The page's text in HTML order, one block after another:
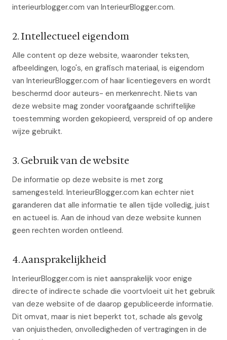
interieurblogger.com van InterieurBlogger.com.
2. Intellectueel eigendom
Alle content op deze website, waaronder teksten,
afbeeldingen, logo's, en grafisch materiaal, is eigendom
van InterieurBlogger.com of haar licentiegevers en wordt
beschermd door auteurs- en merkenrecht. Niets van
deze website mag zonder voorafgaande schriftelijke
toestemming worden gekopieerd, verspreid of op andere
wijze gebruikt.
3. Gebruik van de website
De informatie op deze website is met zorg
samengesteld. InterieurBlogger.com kan echter niet
garanderen dat alle informatie te allen tijde volledig, juist
en actueel is. Aan de inhoud van deze website kunnen
geen rechten worden ontleend.
4. Aansprakelijkheid
InterieurBlogger.com is niet aansprakelijk voor enige
directe of indirecte schade die voortvloeit uit het gebruik
van deze website of de daarop gepubliceerde informatie.
Dit omvat, maar is niet beperkt tot, schade als gevolg
van onjuistheden, onvolledigheden of vertragingen in de